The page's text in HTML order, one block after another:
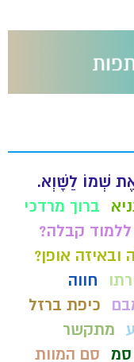
שְׁמוֹ לַשָּׁוְא.
ברוך מרדכי
קבלה?
אופן?
חווה
כיפת ברזל
מתקשר
סמ סם המוות